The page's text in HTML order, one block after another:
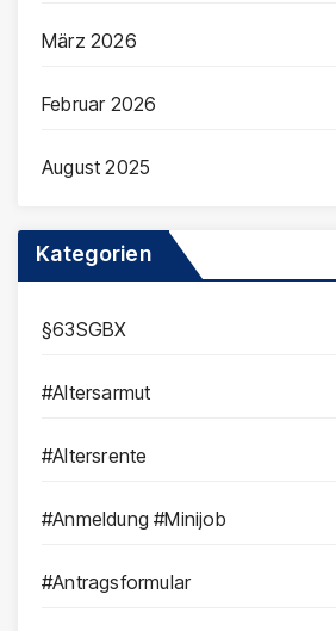
März 2026
Februar 2026
August 2025
Kategorien
§63SGBX
#Altersarmut
#Altersrente
#Anmeldung #Minijob
#Antragsformular